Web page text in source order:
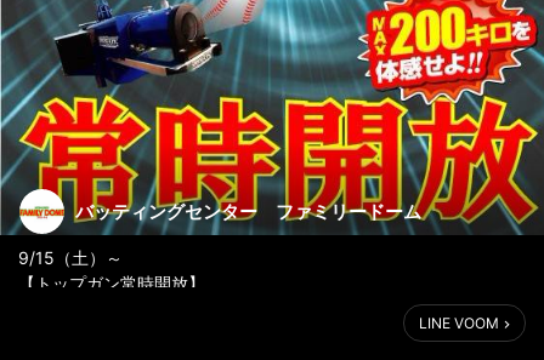
バッティングセンター ファミリードーム
9/15（土）～
【トップガン常時開放】
LINE VOOM